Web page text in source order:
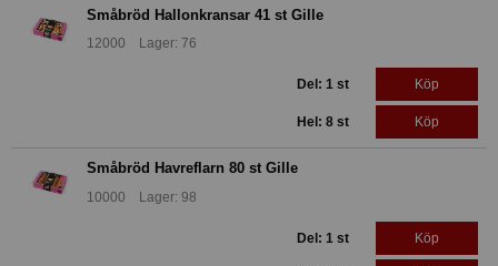
Småbröd Hallonkransar 41 st Gille
12000 Lager: 76
Del: 1 st Köp
Hel: 8 st Köp
Småbröd Havreflarn 80 st Gille
10000 Lager: 98
Del: 1 st Köp